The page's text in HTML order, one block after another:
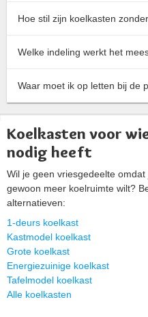
Hoe stil zijn koelkasten
Welke indeling werkt het
Waar moet ik op letten bij de
Koelkasten voor
nodig heeft
Wil je geen vriesgedeelte
gewoon meer koelruimte wilt?
alternatieven:
1-deurs koelkast
Kastmodel koelkast
Grote koelkast
Energiezuinige koelkast
Tafelmodel koelkast
Alle koelkasten